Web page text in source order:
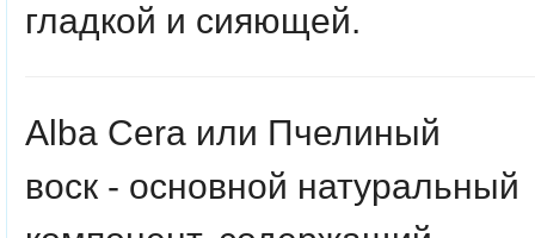
гладкой и сияющей.
Alba Cera или Пчелиный
воск - основной натуральный